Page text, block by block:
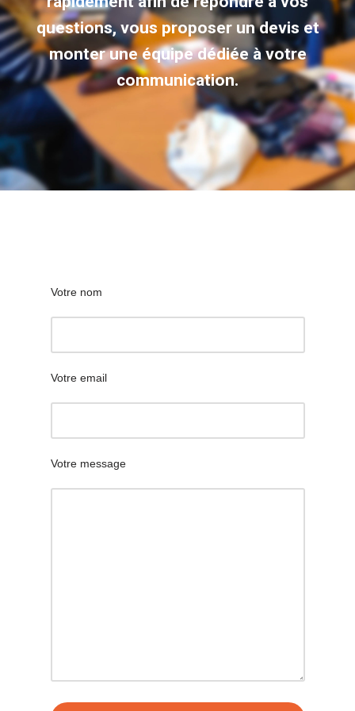
questions, vous proposer un devis et
monter une équipe dédiée à votre
communication.
Votre nom
Votre email
Votre message